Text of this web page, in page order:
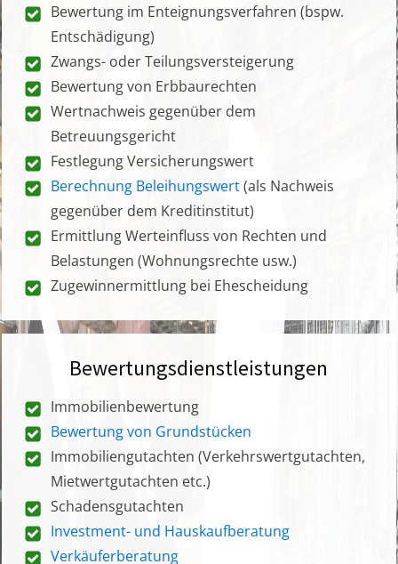
Bewertung im Enteignungsverfahren (bspw.
Entschädigung)
Zwangs- oder Teilungsversteigerung
Bewertung von Erbbaurechten
Wertnachweis gegenüber dem
Betreuungsgericht
Festlegung Versicherungswert
Berechnung Beleihungswert(als Nachweis
gegenüber dem Kreditinstitut)
Ermittlung Werteinfluss von Rechten und
Belastungen (Wohnungsrechte usw.)
Zugewinnermittlung bei Ehescheidung
Bewertungsdienstleistungen
Immobilienbewertung
Bewertung von Grundstücken
Immobiliengutachten (Verkehrswertgutachten,
Mietwertgutachten etc.)
Schadensgutachten
Investment- und Hauskaufberatung
Verkäuferberatung